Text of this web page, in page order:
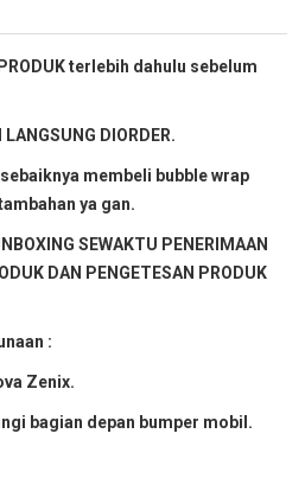
terlebih dahulu sebelum
LANGSUNG DIORDER.
membeli bubble wrap
ya gan.
SEWAKTU PENERIMAAN
DAN PENGETESAN PRODUK
:
Zenix.
bagian depan bumper mobil.